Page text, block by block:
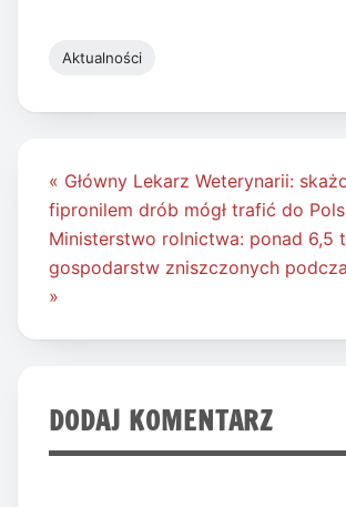
Aktualności
Nawigacja
wpisu
« Główny Lekarz Weterynarii:
fipronilem drób mógł trafić do
Ministerstwo rolnictwa: ponad 6,5
gospodarstw zniszczonych
»
DODAJ KOMENTARZ